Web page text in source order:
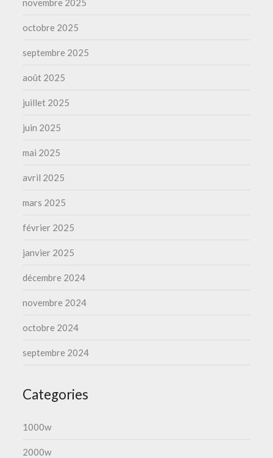
novembre 2025
octobre 2025
septembre 2025
août 2025
juillet 2025
juin 2025
mai 2025
avril 2025
mars 2025
février 2025
janvier 2025
décembre 2024
novembre 2024
octobre 2024
septembre 2024
Categories
1000w
2000w